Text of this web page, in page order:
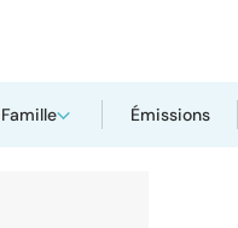
Famille Émissions